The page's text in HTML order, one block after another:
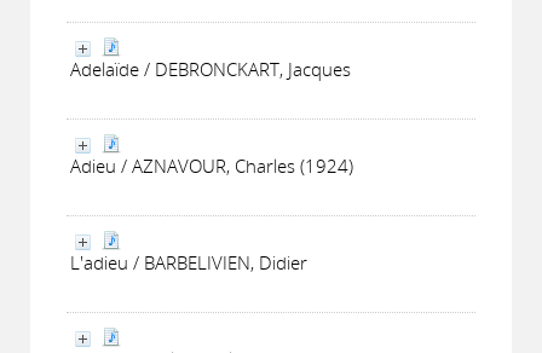
Adelaïde / DEBRONCKART, Jacques
Adieu / AZNAVOUR, Charles (1924)
L'adieu / BARBELIVIEN, Didier